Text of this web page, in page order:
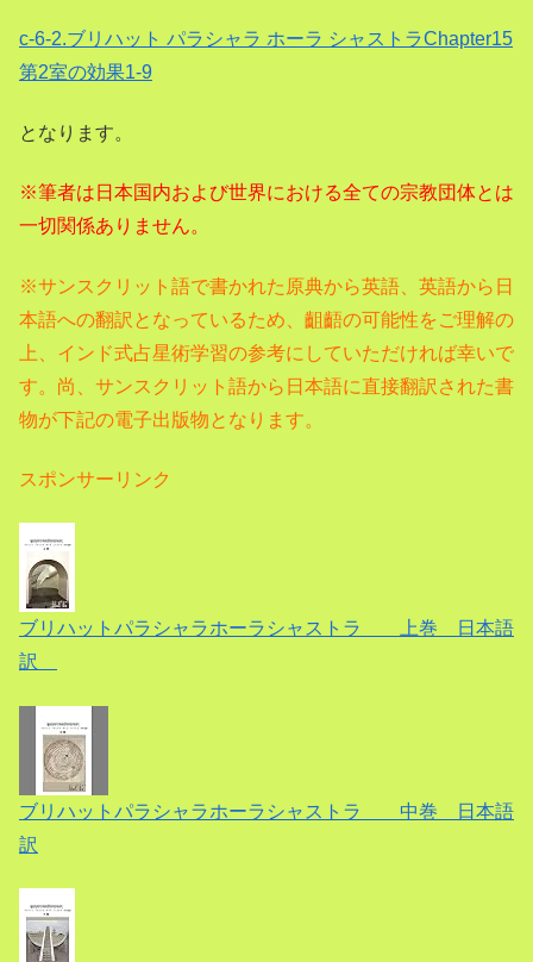
c-6-2.ブリハット パラシャラ ホーラ シャストラChapter15
第2室の効果1-9
となります。
※筆者は日本国内および世界における全ての宗教団体とは
一切関係ありません。
※サンスクリット語で書かれた原典から英語、 英語から日
本語への翻訳となっているため、齟齬の可能性をご理解の
上、インド式占星術学習の参考にしていただければ幸いで
す。尚、サンスクリット語から日本語に直接翻訳された書
物が下記の電子出版物となります。
スポンサーリンク
ブリハットパラシャラホーラシャストラ 上巻 日本語
訳
ブリハットパラシャラホーラシャストラ 中巻 日本語
訳